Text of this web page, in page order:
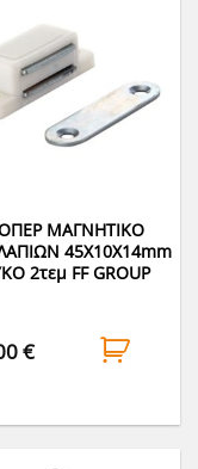
ΜΑΓΝΗΤΙΚΟ
45Χ10Χ14mm
2τεμ FF GROUP
€